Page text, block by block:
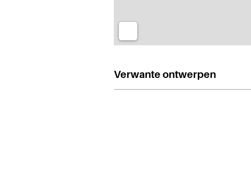
Verwante ontwerpen